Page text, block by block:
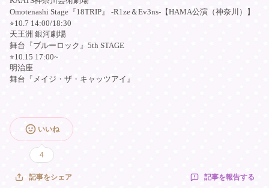
Omotenashi Stage『18TRIP』 -R1ze＆Ev3ns-【HAMA公演（神奈川）】
⭐︎10.7 14:00/18:30
天王洲 銀河劇場
舞台『ブルーロック』5th STAGE
⭐︎10.15 17:00~
明治座
舞台『メイジ・ザ・キャッツアイ』
いいね
4
記事をシェア 記事を報告する